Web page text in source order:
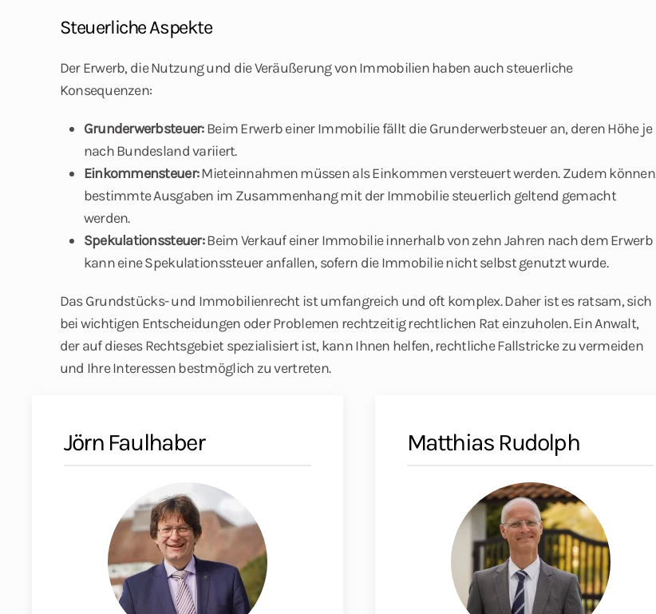
Steuerliche Aspekte
Der Erwerb, die Nutzung und die Veräußerung von Immobilien haben auch steuerliche
Konsequenzen:
Grunderwerbsteuer:Beim Erwerb einer Immobilie fällt die Grunderwerbsteuer an, deren Höhe je
nach Bundesland variiert.
Einkommensteuer:Mieteinnahmen müssen als Einkommen versteuert werden. Zudem können
bestimmte Ausgaben im Zusammenhang mit der Immobilie steuerlich geltend gemacht
werden.
Spekulationssteuer:Beim Verkauf einer Immobilie innerhalb von zehn Jahren nach dem Erwerb
kann eine Spekulationssteuer anfallen, sofern die Immobilie nicht selbst genutzt wurde.
Das Grundstücks- und Immobilienrecht ist umfangreich und oft komplex. Daher ist es ratsam, sich
bei wichtigen Entscheidungen oder Problemen rechtzeitig rechtlichen Rat einzuholen. Ein Anwalt,
der auf dieses Rechtsgebiet spezialisiert ist, kann Ihnen helfen, rechtliche Fallstricke zu vermeiden
und Ihre Interessen bestmöglich zu vertreten.
Jörn Faulhaber Matthias Rudolph